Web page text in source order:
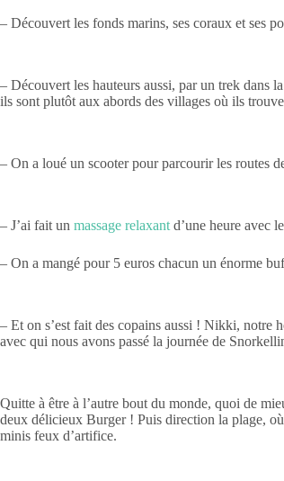
– Découvert les fonds marins, ses coraux et ses
– Découvert les hauteurs aussi, par un trek dans
ils sont plutôt aux abords des villages où ils
– On a loué un scooter pour parcourir les routes
– J’ai fait un massage relaxant d’une heure avec
– On a mangé pour 5 euros chacun un énorme
– Et on s’est fait des copains aussi ! Nikki, notre
avec qui nous avons passé la journée de
Quitte à être à l’autre bout du monde, quoi de
deux délicieux Burger ! Puis direction la plage, où
minis feux d’artifice.